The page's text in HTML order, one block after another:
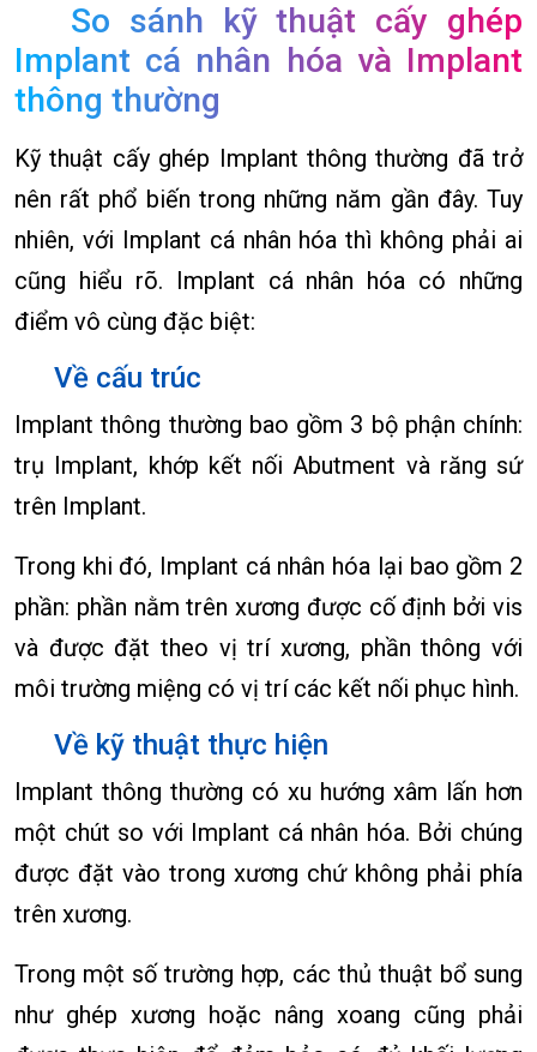
So sánh kỹ thuật cấy ghép
Implant cá nhân hóa và Implant
thông thường
Kỹ thuật cấy ghép Implant thông thường đã trở
nên rất phổ biến trong những năm gần đây. Tuy
nhiên, với Implant cá nhân hóa thì không phải ai
cũng hiểu rõ. Implant cá nhân hóa có những
điểm vô cùng đặc biệt:
Về cấu trúc
Implant thông thường bao gồm 3 bộ phận chính:
trụ Implant, khớp kết nối Abutment và răng sứ
trên Implant.
Trong khi đó, Implant cá nhân hóa lại bao gồm 2
phần: phần nằm trên xương được cố định bởi vis
và được đặt theo vị trí xương, phần thông với
môi trường miệng có vị trí các kết nối phục hình.
Về kỹ thuật thực hiện
Implant thông thường có xu hướng xâm lấn hơn
một chút so với Implant cá nhân hóa. Bởi chúng
được đặt vào trong xương chứ không phải phía
trên xương.
Trong một số trường hợp, các thủ thuật bổ sung
như ghép xương hoặc nâng xoang cũng phải